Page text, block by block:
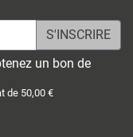
un bon de
de 50,00 €